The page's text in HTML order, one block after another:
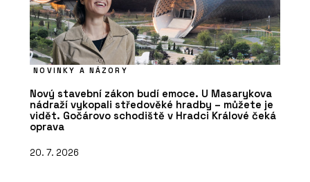
NOVINKY A NÁZORY
Nový stavební zákon budí emoce. U Masarykova
nádraží vykopali středověké hradby – můžete je
vidět. Gočárovo schodiště v Hradci Králové čeká
oprava
20. 7. 2026